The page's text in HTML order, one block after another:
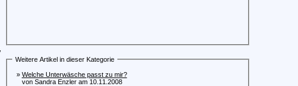
Weitere Artikel in dieser Kategorie
» Welche Unterwäsche passt zu mir?
von Sandra Enzler am 10.11.2008